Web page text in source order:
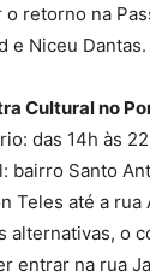
o retorno na
e Niceu Dantas.
Cultural no
das 14h às
bairro Santo
Teles até a rua
alternativas, o
entrar na rua